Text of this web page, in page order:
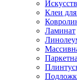
Клеи
Ламинат